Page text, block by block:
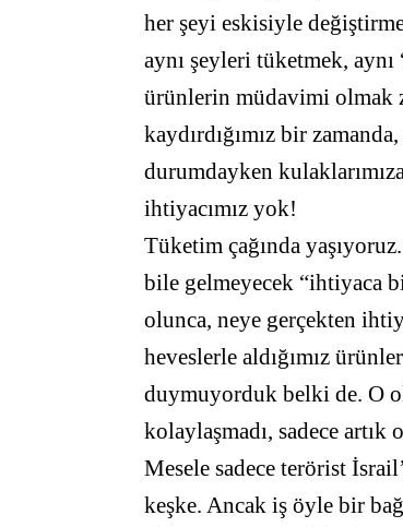
her şeyi eskisiyle
aynı şeyleri tüketmek,
ürünlerin müdavimi olmak
kaydırdığımız bir
durumdayken
ihtiyacımız yok!
Tüketim çağında
bile gelmeyecek “ihtiyaca
olunca, neye gerçekten
heveslerle aldığımız
duymuyorduk belki de. O
kolaylaşmadı, sadece artık
Mesele sadece terörist
keşke. Ancak iş öyle bir